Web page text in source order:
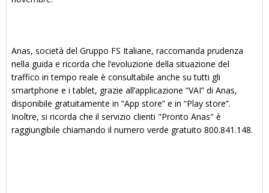
Anas, società del Gruppo FS Italiane, raccomanda prudenza
nella guida e ricorda che l’evoluzione della situazione del
traffico in tempo reale è consultabile anche su tutti gli
smartphone e i tablet, grazie all’applicazione “VAI” di Anas,
disponibile gratuitamente in “App store” e in “Play store”.
Inoltre, si ricorda che il servizio clienti "Pronto Anas" è
raggiungibile chiamando il numero verde gratuito 800.841.148.